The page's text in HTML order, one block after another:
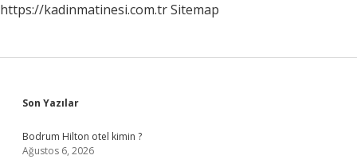
https://kadinmatinesi.com.trSitemap
Sidebar
Son Yazılar
Bodrum Hilton otel kimin ?
Ağustos 6, 2026